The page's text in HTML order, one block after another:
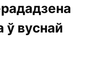
ў вуснай